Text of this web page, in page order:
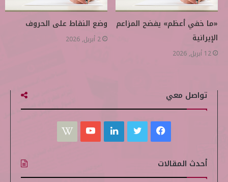
«ما خفي أعظم» يفضح المزاعم
الإيرانية
12 أبريل, 2026
وضع النقاط على الحروف
2 أبريل, 2026
تواصل معي
س
ي
ن
ت
k
أحدث المقالات